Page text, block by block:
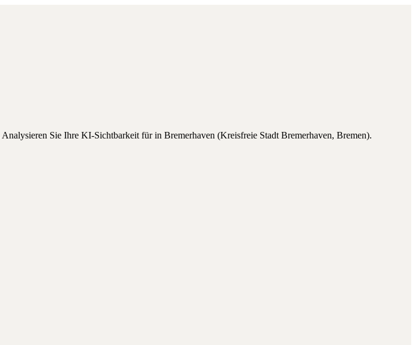
Analysieren Sie Ihre KI-Sichtbarkeit fürin Bremerhaven (Kreisfreie Stadt Bremerhaven, Bremen).